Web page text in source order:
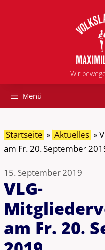
Wir
Menü
Startseite » Aktuelles »
am Fr. 20. September
15. September 2019
VLG-
am Fr. 20.